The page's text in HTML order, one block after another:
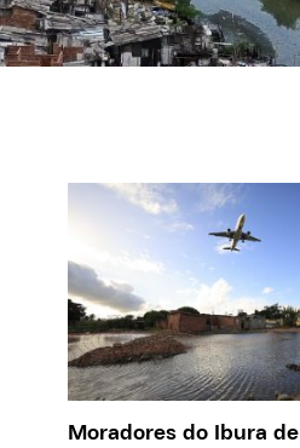
Moradores do Ibura de